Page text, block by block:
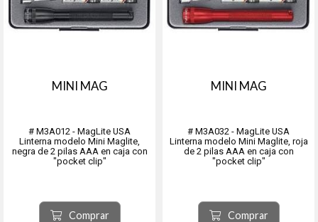
MINI MAG
# M3A012 - MagLite USA
Linterna modelo Mini Maglite,
negra de 2 pilas AAA en caja con
"pocket clip"
Comprar
MINI MAG
# M3A032 - MagLite USA
Linterna modelo Mini Maglite, roja
de 2 pilas AAA en caja con
"pocket clip"
Comprar